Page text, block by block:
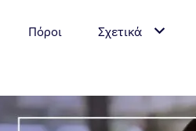
Πόροι Σχετικά